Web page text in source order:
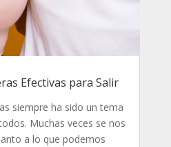
Efectivas para Salir
siempre ha sido un tema
Muchas veces se nos
a lo que podemos